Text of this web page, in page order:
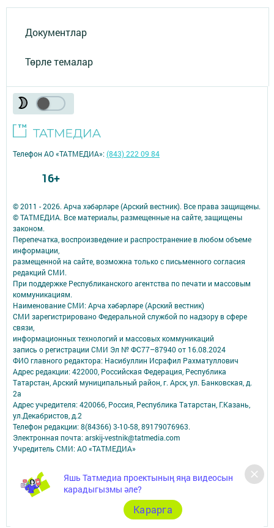
Документлар
Төрле темалар
Яшь Татмедиа проектының яңа видеосын
карадыгызмы әле?
Карарга
© 2011 - 2026. Арча хәбәрләре (Арский вестник). Все права защищены.
© ТАТМЕДИА. Все материалы, размещенные на сайте, защищены
законом.
Перепечатка, воспроизведение и распространение в любом объеме
информации,
размещенной на сайте, возможна только с письменного согласия
редакций СМИ.
При поддержке Республиканского агентства по печати и массовым
коммуникациям.
Наименование СМИ: Арча хәбәрләре (Арский вестник)
СМИ зарегистрировано Федеральной службой по надзору в сфере
связи,
информационных технологий и массовых коммуникаций
запись о регистрации СМИ Эл № ФС77–87940 от 16.08.2024
ФИО главного редактора: Насибуллин Исрафил Рахматуллович
Адрес редакции: 422000, Российская Федерация, Республика
Татарстан, Арский муниципальный район, г. Арск, ул. Банковская, д.
2а
Адрес учредителя: 420066, Россия, Республика Татарстан, Г.Казань,
ул.Декабристов, д.2
Телефон редакции: 8(84366) 3-10-58, 89179076963.
Электронная почта: arskij-vestnik@tatmedia.com
Учредитель СМИ: АО «ТАТМЕДИА»
Антикоррупционная политика
АО «ТАТМЕДИА» использует «cookie»для персонализации сервисов и
удобства пользователей сайтом.
Использование «cookie» можно отменить в настройках браузера.
Политика конфиденциальности
Телефон АО «ТАТМЕДИА»:(843) 222 09 84
16+